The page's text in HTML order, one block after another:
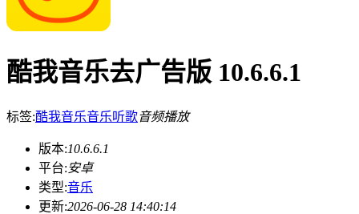
酷我音乐去广告版 10.6.6.1
标签:酷我音乐音乐听歌音频播放
版本:10.6.6.1
平台:安卓
类型:音乐
更新:2026-06-28 14:40:14